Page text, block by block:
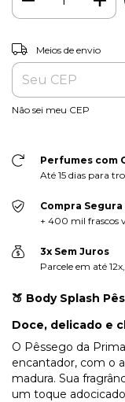
Entregas para o CEP:
Meios de envio
Não sei meu CEP
Perfumes com
Até 15 dias para
Compra Segura
+ 400 mil frascos
3x Sem Juros
Parcele em até
🍑 Body Splash
Doce, delicado e
O Pêssego da
encantador, com o
madura. Sua
um toque